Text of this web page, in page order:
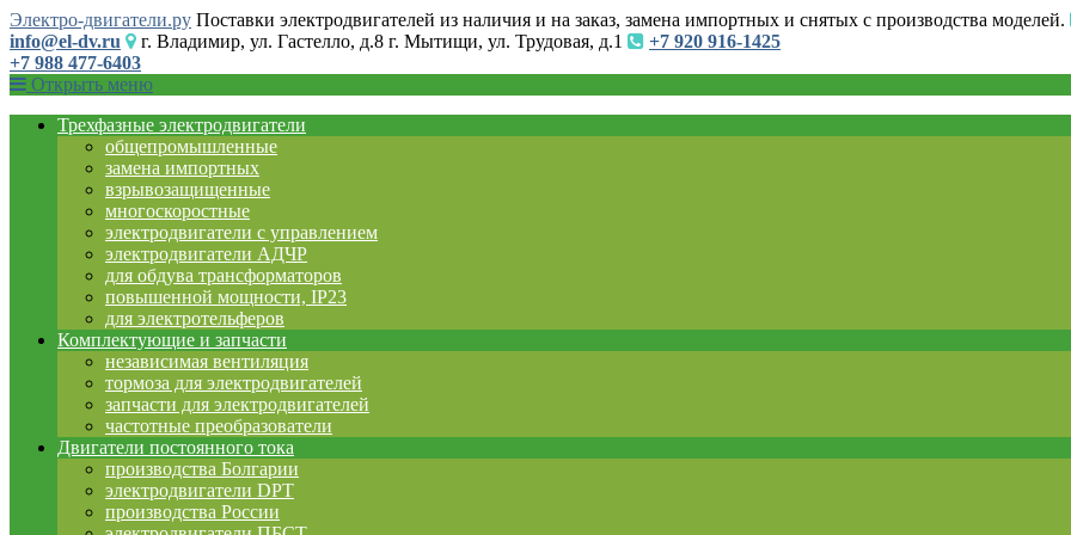
Электро-двигатели.ру Поставки электродвигателей из наличия и на заказ, замена импортных и снятых с производства моделей.
info@el-dv.ru
г. Владимир, ул. Гастелло, д.8 г. Мытищи, ул. Трудовая, д.1
+7 920 916-1425
+7 988 477-6403
Открыть меню
Трехфазные электродвигатели
общепромышленные
замена импортных
взрывозащищенные
многоскоростные
электродвигатели с управлением
электродвигатели АДЧР
для обдува трансформаторов
повышенной мощности, IP23
для электротельферов
Комплектующие и запчасти
независимая вентиляция
тормоза для электродвигателей
запчасти для электродвигателей
частотные преобразователи
Двигатели постоянного тока
производства Болгарии
электродвигатели DPT
производства России